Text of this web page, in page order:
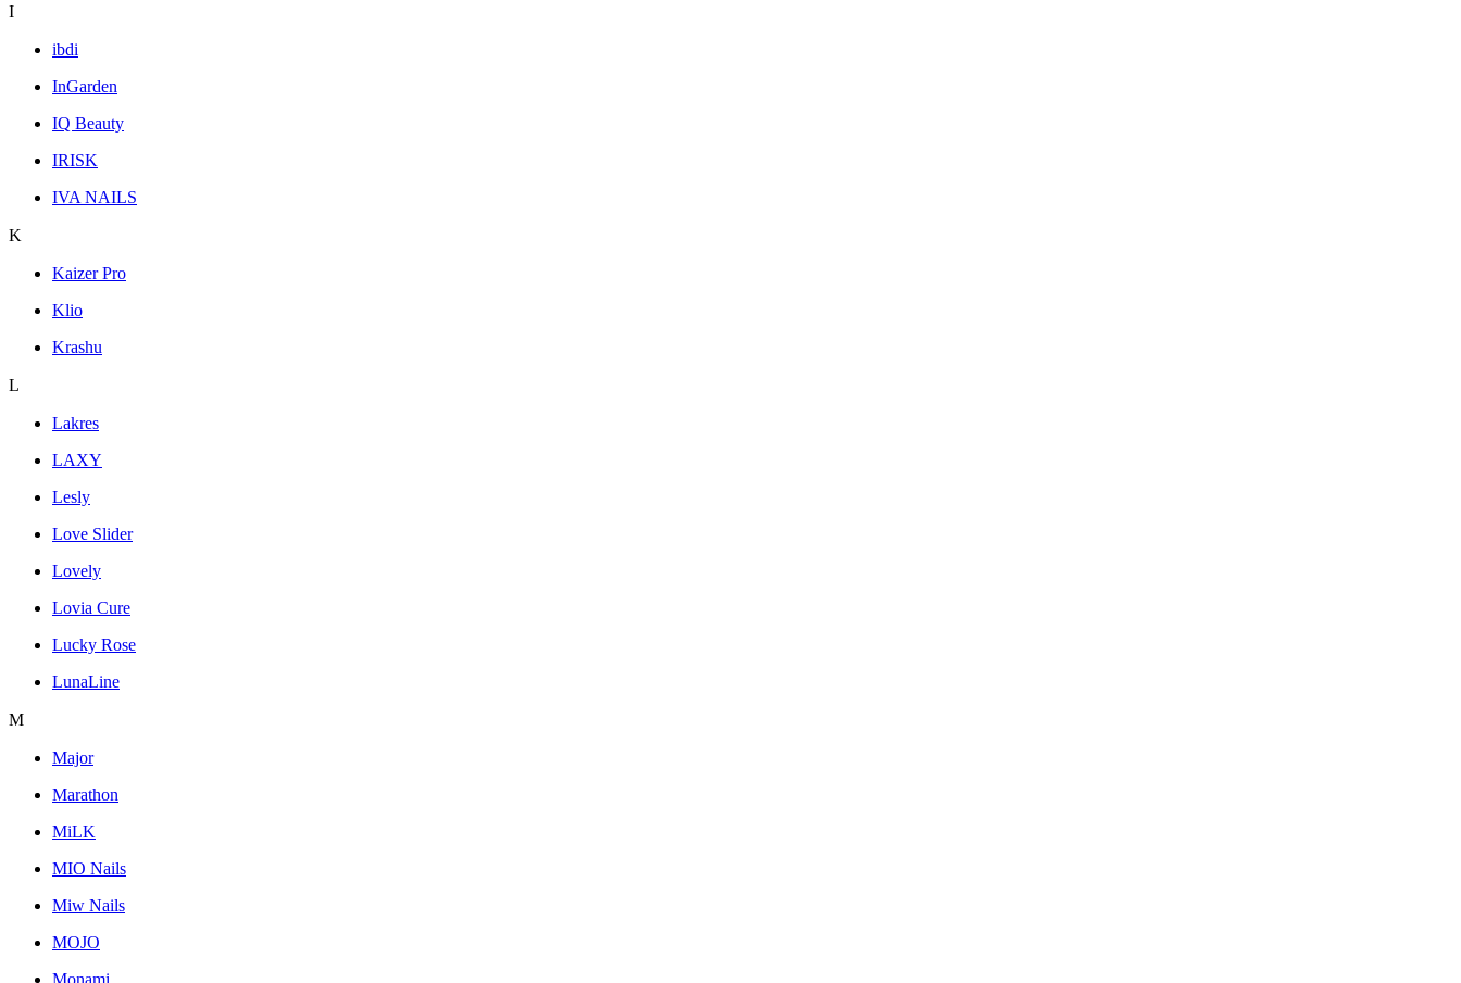
I
ibdi
InGarden
IQ Beauty
IRISK
IVA NAILS
K
Kaizer Pro
Klio
Krashu
L
Lakres
LAXY
Lesly
Love Slider
Lovely
Lovia Cure
Lucky Rose
LunaLine
M
Major
Marathon
MiLK
MIO Nails
Miw Nails
MOJO
Monami